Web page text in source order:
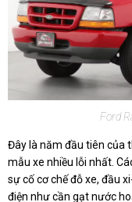
Ford
Đây là năm đầu tiên của
mẫu xe nhiều lỗi nhất.
sự cố cơ chế đỗ xe, đầu
điện như cần gạt nước